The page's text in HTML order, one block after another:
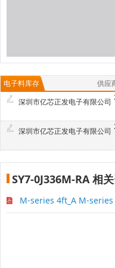
电子料库存 供应
深圳市亿芯正发电子有限公司
深圳市亿芯正发电子有限公司
SY7-0J336M-RA 相
M-series 4ft_A M-series